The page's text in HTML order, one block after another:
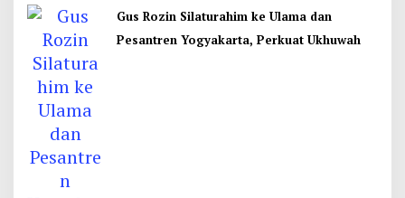
Gus Rozin Silaturahim ke Ulama dan
Pesantren Yogyakarta, Perkuat Ukhuwah